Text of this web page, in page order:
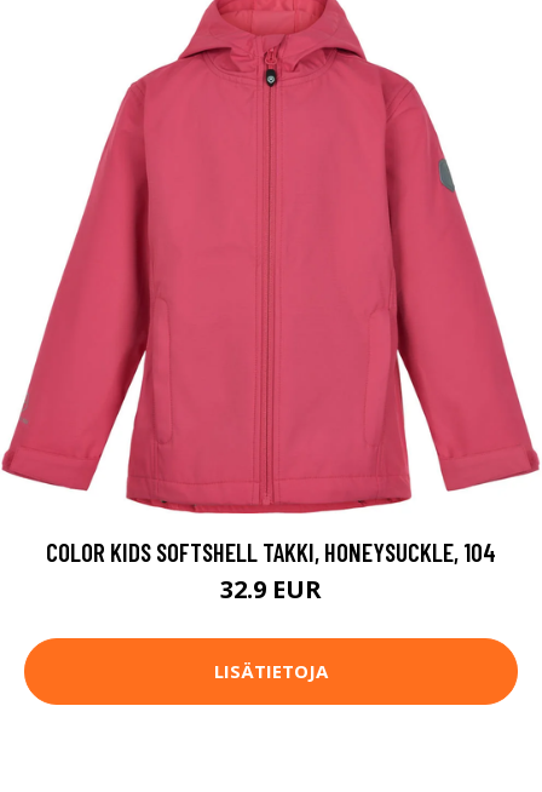
COLOR KIDS SOFTSHELL TAKKI, HONEYSUCKLE, 104
32.9 EUR
LISÄTIETOJA